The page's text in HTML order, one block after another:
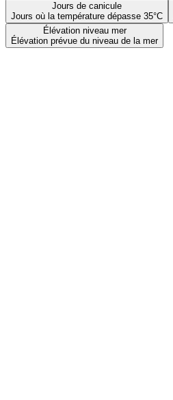
Jours de canicule
Jours où la température dépasse 35°C
Élévation niveau mer
Élévation prévue du niveau de la mer